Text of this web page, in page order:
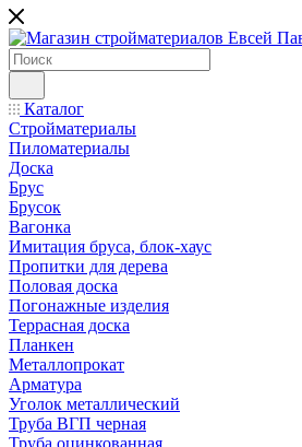
Каталог
Стройматериалы
Пиломатериалы
Доска
Брус
Брусок
Вагонка
Имитация бруса, блок-хаус
Пропитки для дерева
Половая доска
Погонажные изделия
Террасная доска
Планкен
Металлопрокат
Арматура
Уголок металлический
Труба ВГП черная
Труба оцинкованная